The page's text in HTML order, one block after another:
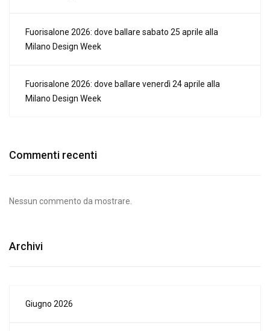
Fuorisalone 2026: dove ballare sabato 25 aprile alla
Milano Design Week
Fuorisalone 2026: dove ballare venerdì 24 aprile alla
Milano Design Week
Commenti recenti
Nessun commento da mostrare.
Archivi
Giugno 2026